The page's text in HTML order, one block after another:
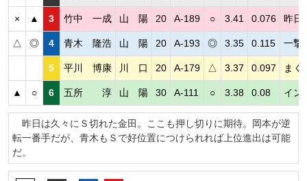
× ▲ 3 竹中 一成 山 陽 20 A-189 ○ 3.41 0.076 昨日
△ ◎ 4 青木 隆浩 山 陽 20 A-193 ◎ 3.35 0.115 一撃
5 平川 博康 川 口 20 A-179 △ 3.37 0.097 まく
▲ ○ 6 五所 淳 山 陽 30 A-111 ○ 3.38 0.08 イン
昨日は久々にＳ切れた金田。ここも押し切りに期待。岡本が逆
転一番手だが、青木もＳで好位置につけられれば上位進出は可能
だ。